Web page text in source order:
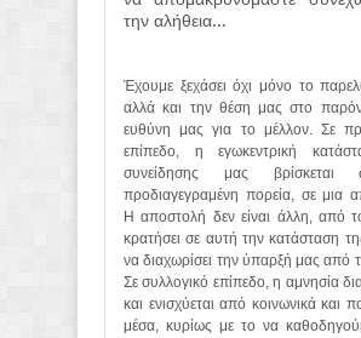
την αλήθεια...
Έχουμε ξεχάσει όχι μόνο το
αλλά και την θέση μας στο
ευθύνη μας για το μέλλον. Σε
επίπεδο, η εγωκεντρική
συνείδησης μας
προδιαγεγραμένη πορεία, σε μια
Η αποστολή δεν είναι άλλη, από
κρατήσει σε αυτή την κατάσταση
να διαχωρίσει την ύπαρξή μας
Σε συλλογικό επίπεδο, η αμνησία
και ενισχύεται από κοινωνικά και
μέσα, κυρίως με το να